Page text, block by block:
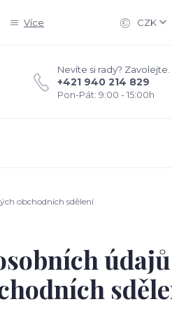
Více CZK
Nevíte si rady? Zavolejte.
+421 940 214 829
Pon-Pát: 9:00 - 15:00h
obchodních sdělení